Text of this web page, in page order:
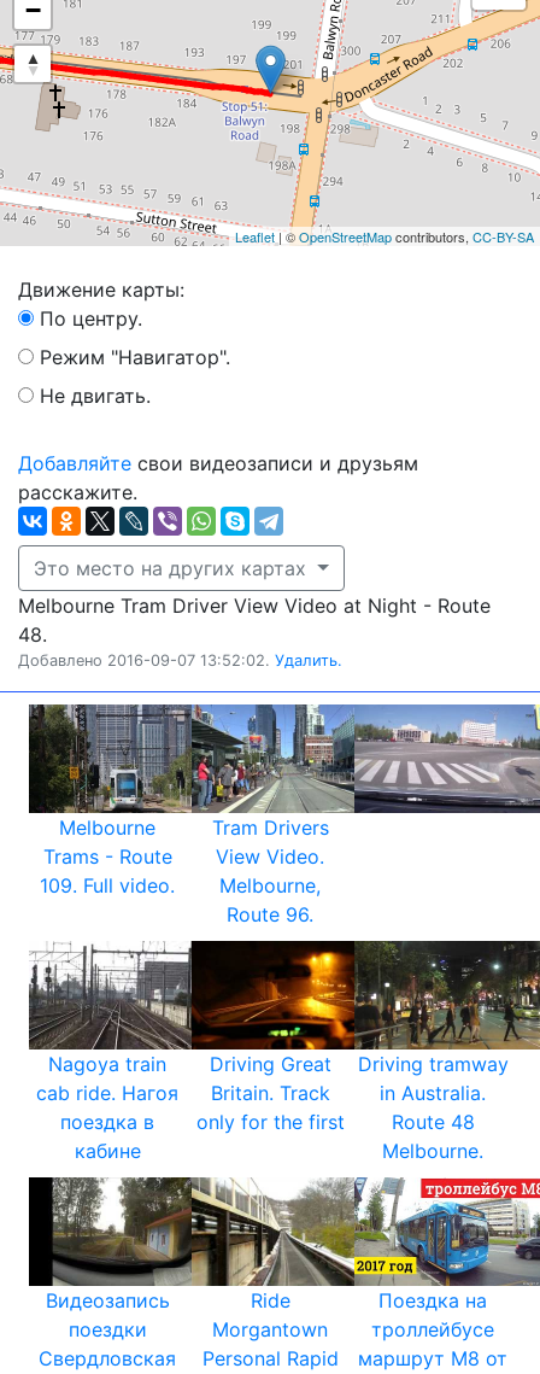
−
Leaflet| ©OpenStreetMapcontributors, CC-BY-SA
Движение карты:
По центру.
Режим "Навигатор".
Не двигать.
Добавляйте свои видеозаписи и друзьям
расскажите.
Это место на других картах
Melbourne Tram Driver View Video at Night - Route
48.
Добавлено 2016-09-07 13:52:02. Удалить.
Melbourne
Trams - Route
109. Full video.
Tram Drivers
View Video.
Melbourne,
Route 96.
Nagoya train
cab ride. Нагоя
поездка в
кабине
Driving Great
Britain. Track
only for the first
Driving tramway
in Australia.
Route 48
Melbourne.
Видеозапись
поездки
Свердловская
Ride
Morgantown
Personal Rapid
Поездка на
троллейбусе
маршрут М8 от